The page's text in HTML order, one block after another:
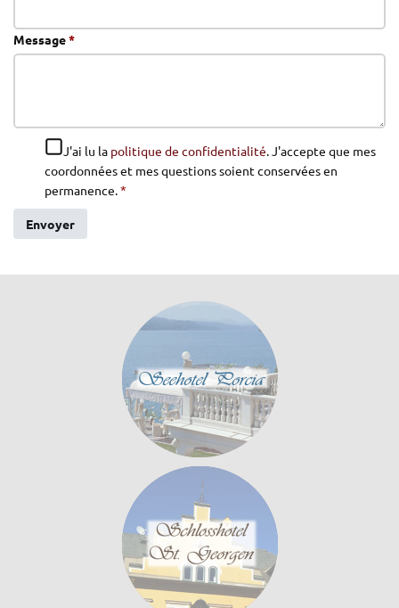
Message*
J'ai lu la politique de confidentialité. J'accepte que mes
coordonnées et mes questions soient conservées en
permanence.*
Envoyer